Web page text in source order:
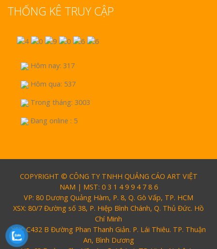
THỐNG KÊ TRUY CẬP
Hôm nay: 317
Hôm qua: 537
Trong tháng: 3003
Đang online : 5
COPYRIGHT © CÔNG TY TNHH QUẢNG CÁO ART VIỆT
NAM | MST: 0 3 1 4 9 9 4 7 8 6
VP: 80 Dương Quảng Hàm, P. 8, Q. Gò Vấp, TP. HCM
XSX: 80/7 Đường số 38, P. Hiệp Bình Chánh, Q. Thủ Đức. Hồ
Chí Minh
XSX: C432 B Đường Phan Thanh Giản. P. Lái Thiêu. TP. Thuận
An, Bình Dương